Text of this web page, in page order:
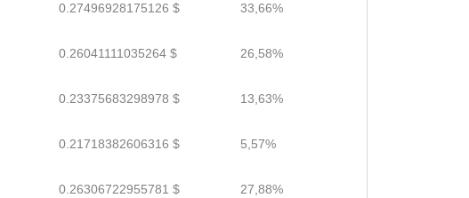
0.27496928175126 $ 33,66%
0.26041111035264 $ 26,58%
0.23375683298978 $ 13,63%
0.21718382606316 $ 5,57%
0.26306722955781 $ 27,88%